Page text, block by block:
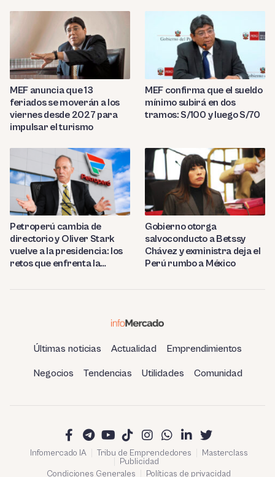
MEF anuncia que 13
feriados se moverán a los
viernes desde 2027 para
impulsar el turismo
MEF confirma que el sueldo
mínimo subirá en dos
tramos: S/100 y luego S/70
Petroperú cambia de
directorio y Oliver Stark
vuelve a la presidencia: los
retos que enfrenta la
Gobierno otorga
salvoconducto a Betssy
Chávez y exministra deja el
Perú rumbo a México
Últimas noticias Actualidad Emprendimientos
Negocios Tendencias Utilidades Comunidad
Infomercado IA Tribu de Emprendedores
Masterclass
Publicidad
Condiciones Generales
Políticas de privacidad